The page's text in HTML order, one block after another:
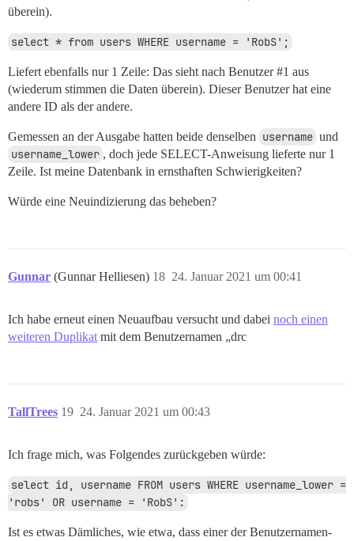
überein).
select * from users WHERE username = 'RobS';
Liefert ebenfalls nur 1 Zeile: Das sieht nach Benutzer#1 aus
(wiederum stimmen die Daten überein). Dieser Benutzer hat eine
andere ID als der andere.
Gemessen an der Ausgabe hatten beide denselben username und
username_lower , doch jede SELECT-Anweisung lieferte nur 1
Zeile. Ist meine Datenbank in ernsthaften Schwierigkeiten?
Würde eine Neuindizierung das beheben?
Gunnar (Gunnar Helliesen) 24. Januar 2021 um 00:41
18
Ich habe erneut einen Neuaufbau versucht und dabei noch einen
weiteren Duplikat mit dem Benutzernamen „drc
TallTrees 24. Januar 2021 um 00:43
19
Ich frage mich, was Folgendes zurückgeben würde:
select id, username FROM users WHERE username_lower =
'robs' OR username = 'RobS':
Ist es etwas Dämliches, wie etwa, dass einer der Benutzernamen-